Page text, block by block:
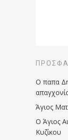
Ο παπα
Άγιος
Ο Άγιος
Κυζίκου